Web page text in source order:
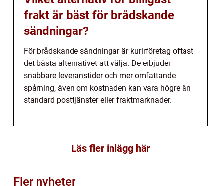
frakt är bäst för brådskande
sändningar?
För brådskande sändningar är kurirföretag oftast
det bästa alternativet att välja. De erbjuder
snabbare leveranstider och mer omfattande
spårning, även om kostnaden kan vara högre än
standard posttjänster eller fraktmarknader.
Läs fler inlägg här
Fler nyheter